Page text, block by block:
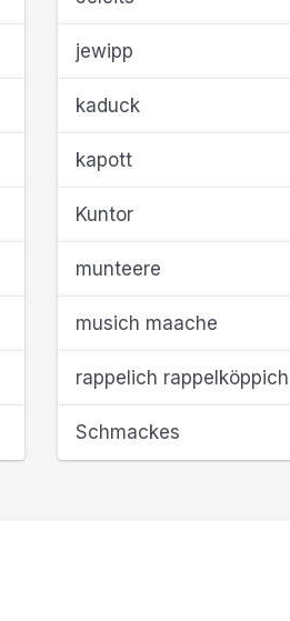
jewipp
kaduck
kapott
Kuntor
munteere
musich maache
rappelich rappelköppich
Schmackes